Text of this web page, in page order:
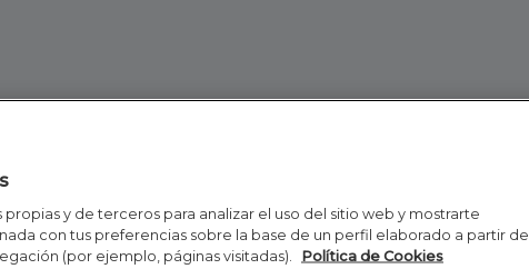
propias y de terceros para analizar el uso del sitio web y mostrarte
con tus preferencias sobre la base de un perfil elaborado a partir de
(por ejemplo, páginas visitadas).
Política de Cookies